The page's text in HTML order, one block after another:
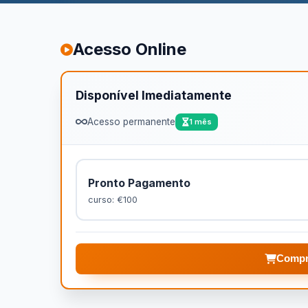
Acesso Online
Disponível Imediatamente
Acesso permanente 1 mês
Pronto Pagamento
curso: €100